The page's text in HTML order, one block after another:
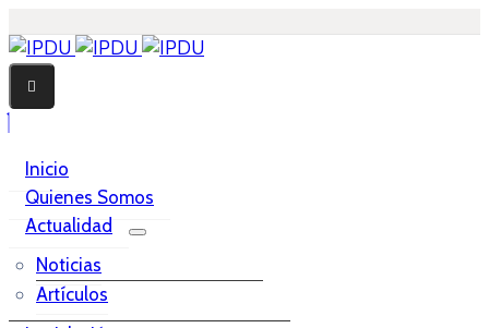
Inicio
Quienes Somos
Actualidad
Noticias
Artículos